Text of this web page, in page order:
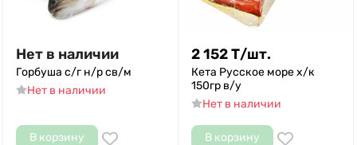
Нет в наличии
Горбуша с/г н/р св/м
Нет в наличии
В корзину
2 152Т/шт.
Кета Русское море х/к
150гр в/у
Нет в наличии
В корзину